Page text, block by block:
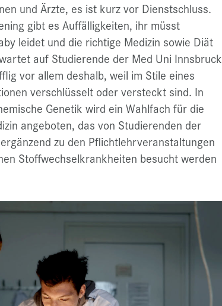
und Ärzte, es ist kurz vor Dienstschluss.
gibt es Auffälligkeiten, ihr müsst
leidet und die richtige Medizin sowie Diät
auf Studierende der Med Uni Innsbruck
vor allem deshalb, weil im Stile eines
verschlüsselt oder versteckt sind. In
Genetik wird ein Wahlfach für die
angeboten, das von Studierenden der
zu den Pflichtlehrveranstaltungen
Stoffwechselkrankheiten besucht werden